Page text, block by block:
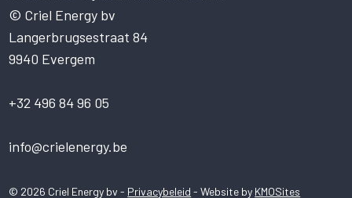
© Criel Energy bv
Langerbrugsestraat 84
9940 Evergem
+32 496 84 96 05
info@crielenergy.be
© 2026 Criel Energy bv - Privacybeleid - Website by KMOSites
PRESTATIE
TARGETING
FUNCTIONEEL
NIET-GECLASSIFICEERD